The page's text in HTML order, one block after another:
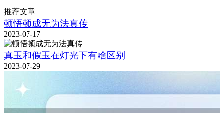
推荐文章
顿悟顿成无为法真传
2023-07-17
真玉和假玉在灯光下有啥区别
2023-07-29